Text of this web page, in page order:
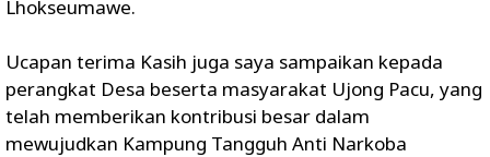
Lhokseumawe.
Ucapan terima Kasih juga saya sampaikan kepada
perangkat Desa beserta masyarakat Ujong Pacu, yang
telah memberikan kontribusi besar dalam
mewujudkan Kampung Tangguh Anti Narkoba